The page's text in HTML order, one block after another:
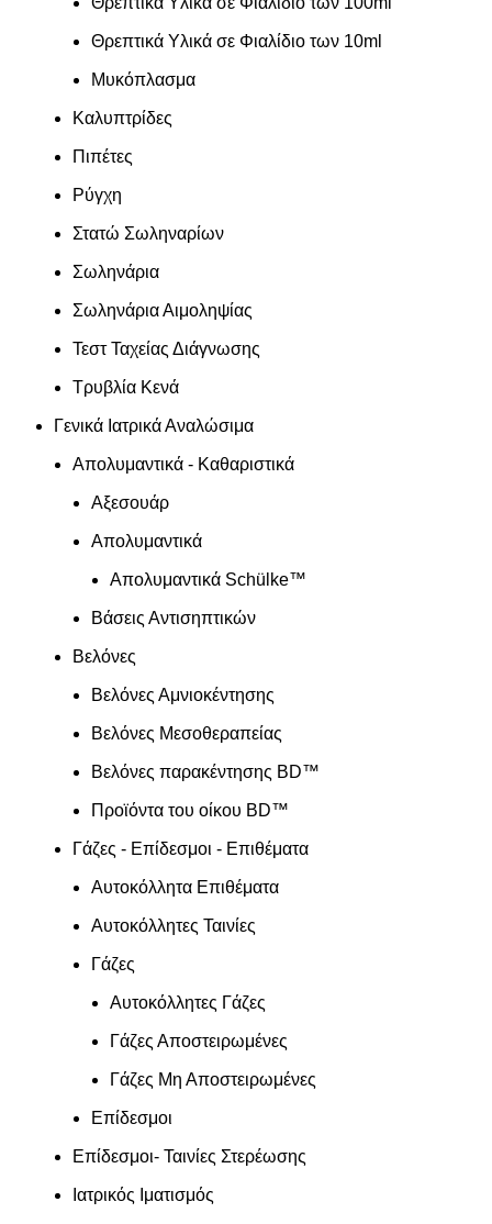
Θρεπτικά Υλικά σε Φιαλίδιο των 10ml
Μυκόπλασμα
Καλυπτρίδες
Πιπέτες
Ρύγχη
Στατώ Σωληναρίων
Σωληνάρια
Σωληνάρια Αιμοληψίας
Τεστ Ταχείας Διάγνωσης
Τρυβλία Κενά
Γενικά Ιατρικά Αναλώσιμα
Απολυμαντικά - Καθαριστικά
Αξεσουάρ
Απολυμαντικά
Απολυμαντικά Schülke™
Βάσεις Αντισηπτικών
Βελόνες
Βελόνες Αμνιοκέντησης
Βελόνες Μεσοθεραπείας
Βελόνες παρακέντησης BD™
Προϊόντα του οίκου BD™
Γάζες - Επίδεσμοι - Επιθέματα
Αυτοκόλλητα Επιθέματα
Αυτοκόλλητες Ταινίες
Γάζες
Αυτοκόλλητες Γάζες
Γάζες Αποστειρωμένες
Γάζες Μη Αποστειρωμένες
Επίδεσμοι
Επίδεσμοι- Ταινίες Στερέωσης
Ιατρικός Ιματισμός